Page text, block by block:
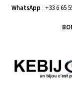
WhatsApp : +33 6 65
Aller
à
Aller
au